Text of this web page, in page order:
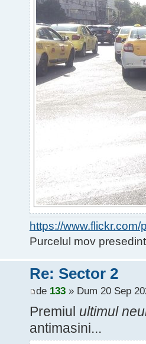
https://
Purcelul mov
Re: Sector 2
de 133» Dum 20 Sep
Premiul ultimul
antimasini...